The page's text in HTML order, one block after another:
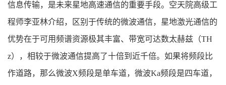
信息传输，是未来星地高速通信的重要手段。空天院高级工
程师李亚林介绍，区别于传统的微波通信，星地激光通信的
优势在于可用频谱资源极其丰富、带宽可达数太赫兹（TH
z），相较于微波通信提高了十倍到近千倍。如果将频段比
作道路，那么微波X频段是单车道，微波Ka频段是四车道，